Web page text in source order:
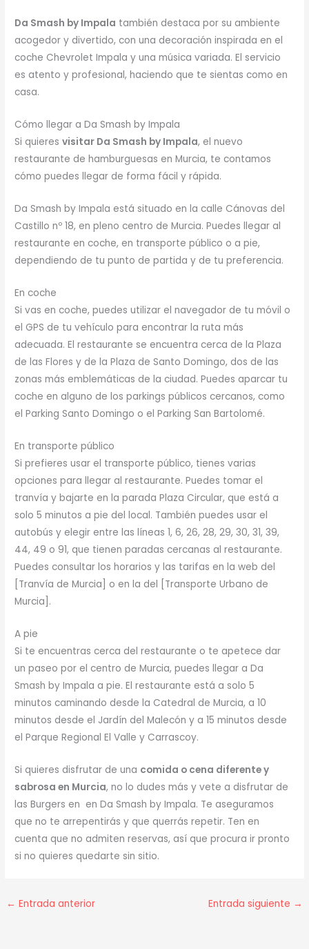
Da Smash by Impala también destaca por su ambiente
acogedor y divertido, con una decoración inspirada en el
coche Chevrolet Impala y una música variada. El servicio
es atento y profesional, haciendo que te sientas como en
casa.
Cómo llegar a Da Smash by Impala
Si quieresvisitar Da Smash by Impala, el nuevo
restaurante de hamburguesas en Murcia, te contamos
cómo puedes llegar de forma fácil y rápida.
Da Smash by Impala está situado en la calle Cánovas del
Castillo nº 18, en pleno centro de Murcia. Puedes llegar al
restaurante en coche, en transporte público o a pie,
dependiendo de tu punto de partida y de tu preferencia.
En coche
Si vas en coche, puedes utilizar el navegador de tu móvil o
el GPS de tu vehículo para encontrar la ruta más
adecuada. El restaurante se encuentra cerca de la Plaza
de las Flores y de la Plaza de Santo Domingo, dos de las
zonas más emblemáticas de la ciudad. Puedes aparcar tu
coche en alguno de los parkings públicos cercanos, como
el Parking Santo Domingo o el Parking San Bartolomé.
En transporte público
Si prefieres usar el transporte público, tienes varias
opciones para llegar al restaurante. Puedes tomar el
tranvía y bajarte en la parada Plaza Circular, que está a
solo 5 minutos a pie del local. También puedes usar el
autobús y elegir entre las líneas 1, 6, 26, 28, 29, 30, 31, 39,
44, 49 o 91, que tienen paradas cercanas al restaurante.
Puedes consultar los horarios y las tarifas en la web del
[Tranvía de Murcia] o en la del [Transporte Urbano de
Murcia].
A pie
Si te encuentras cerca del restaurante o te apetece dar
un paseo por el centro de Murcia, puedes llegar a Da
Smash by Impala a pie. El restaurante está a solo 5
minutos caminando desde la Catedral de Murcia, a 10
minutos desde el Jardín del Malecón y a 15 minutos desde
el Parque Regional El Valle y Carrascoy.
Si quieres disfrutar de una comida o cena diferente y
sabrosa en Murcia, no lo dudes más y vete a disfrutar de
las Burgers en en Da Smash by Impala. Te aseguramos
que no te arrepentirás y que querrás repetir. Ten en
cuenta que no admiten reservas, así que procura ir pronto
si no quieres quedarte sin sitio.
← Entrada anterior Entrada siguiente →